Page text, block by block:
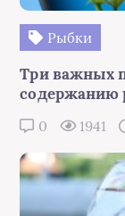
Рыбки
Три важных
содержанию
0 1941